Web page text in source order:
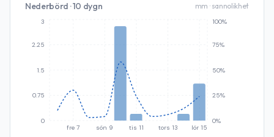
Nederbörd · 10 dygn mm · sannolikhet
fre 7 sön 9 tis 11 tors 13 lör 15
0
0.75
1.5
2.25
3
0%
25%
50%
75%
100%